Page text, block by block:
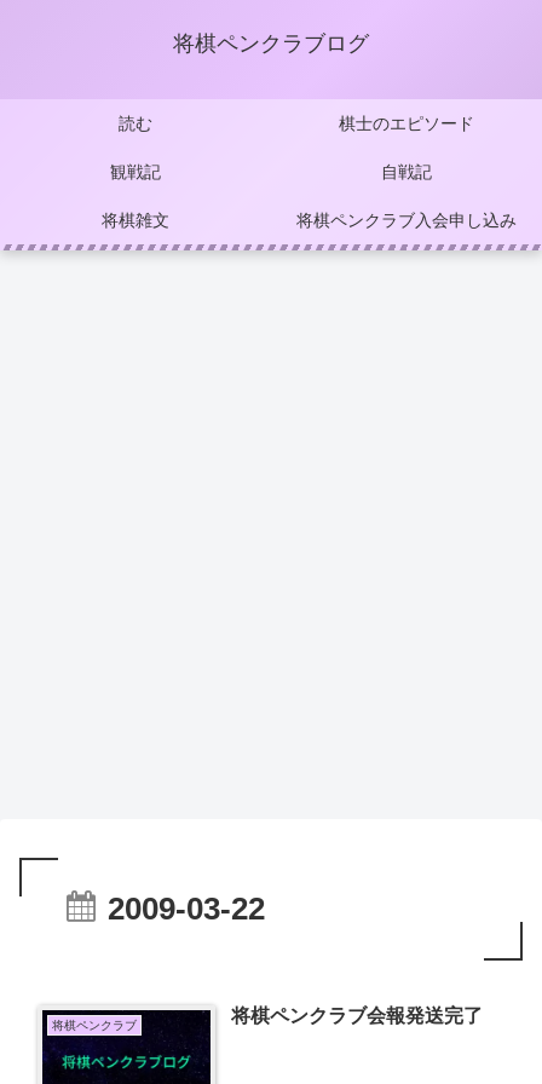
将棋ペンクラブログ
読む 棋士のエピソード
観戦記 自戦記
将棋雑文 将棋ペンクラブ入会申し込み
2009-03-22
将棋ペンクラブ 将棋ペンクラブ会報発送完了